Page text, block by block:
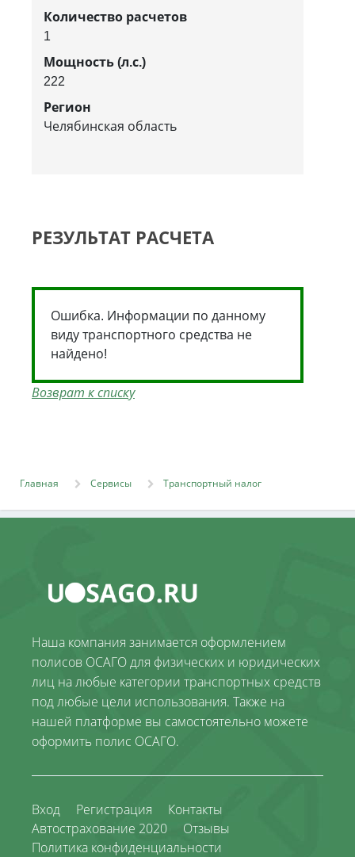
Количество расчетов
1
Мощность (л.с.)
222
Регион
Челябинская область
РЕЗУЛЬТАТ РАСЧЕТА
Ошибка. Информации по данному
виду транспортного средства не
найдено!
Возврат к списку
Главная Сервисы Транспортный налог
Наша компания занимается оформлением
полисов ОСАГО для физических и юридических
лиц на любые категории транспортных средств
под любые цели использования. Также на
нашей платформе вы самостоятельно можете
оформить полис ОСАГО.
Вход Регистрация
Контакты
Автострахование 2020
Отзывы
Политика конфиденциальности